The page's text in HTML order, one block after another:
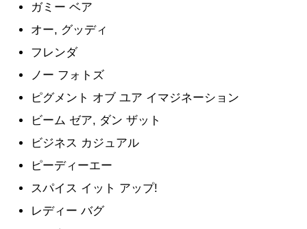
ガミー ベア
オー, グッディ
フレンダ
ノー フォトズ
ピグメント オブ ユア イマジネーション
ビーム ゼア, ダン ザット
ビジネス カジュアル
ピーディーエー
スパイス イット アップ!
レディー バグ